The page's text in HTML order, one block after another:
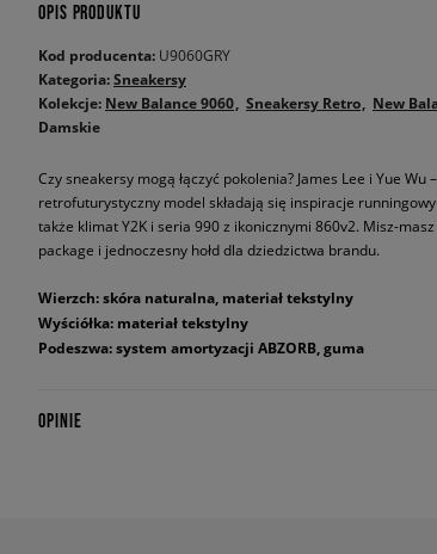
OPIS PRODUKTU
Kod producenta: U9060GRY
Kategoria:Sneakersy
Kolekcje: New Balance 9060 Sneakersy Retro
New
Damskie
Czy sneakersy mogą łączyć pokolenia? James Lee i Yue
retrofuturystyczny model składają się inspiracje
także klimat Y2K i seria 990 z ikonicznymi 860v2. Misz-
package i jednoczesny hołd dla dziedzictwa brandu.
Wierzch: skóra naturalna, materiał tekstylny
Wyściółka: materiał tekstylny
Podeszwa: system amortyzacji ABZORB, guma
OPINIE